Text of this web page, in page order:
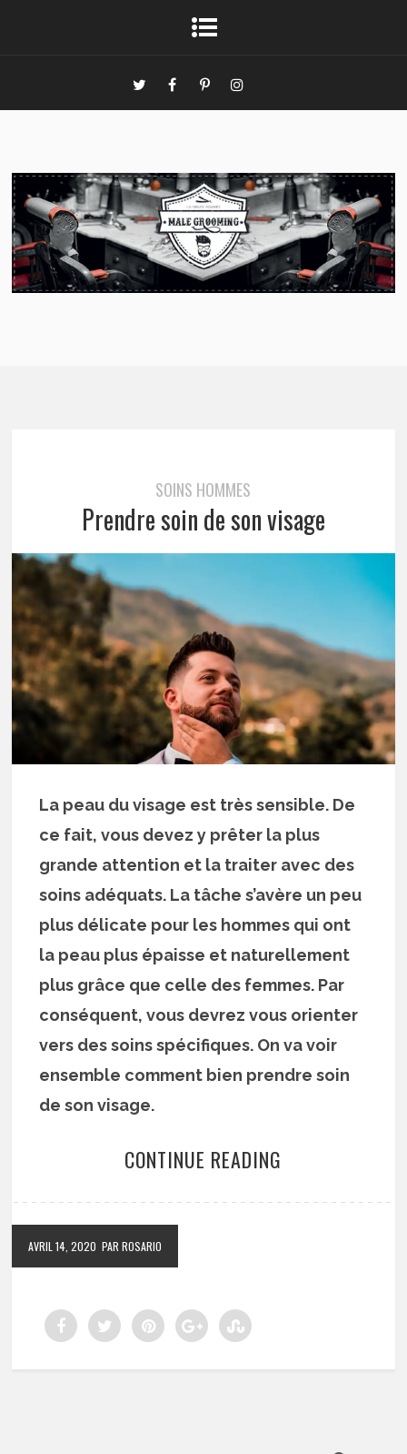
SOINS HOMMES
Prendre soin de son visage
La peau du visage est très sensible. De
ce fait, vous devez y prêter la plus
grande attention et la traiter avec des
soins adéquats. La tâche s’avère un peu
plus délicate pour les hommes qui ont
la peau plus épaisse et naturellement
plus grâce que celle des femmes. Par
conséquent, vous devrez vous orienter
vers des soins spécifiques. On va voir
ensemble comment bien prendre soin
de son visage.
CONTINUE READING
AVRIL 14, 2020 PAR ROSARIO